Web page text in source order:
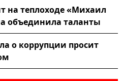
на теплоходе «Михаил
объединила таланты
о коррупции просит